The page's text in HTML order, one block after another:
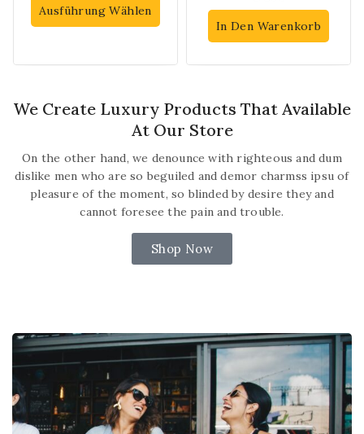
von
Ausführung Wählen
von
5
In Den Warenkorb
We Create Luxury Products That Available
At Our Store
On the other hand, we denounce with righteous and dum
dislike men who are so beguiled and demor charmss ipsu of
pleasure of the moment, so blinded by desire they and
cannot foresee the pain and trouble.
Shop Now